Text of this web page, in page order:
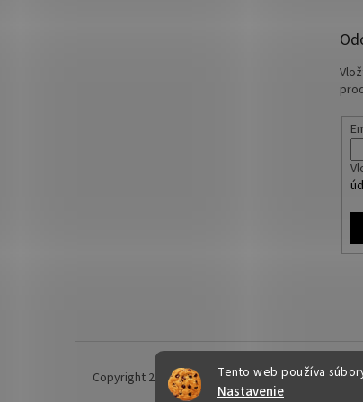
Tento web používa
Nastavenie
Copyright 2026Yakuza-shop.sk. Všetky práva